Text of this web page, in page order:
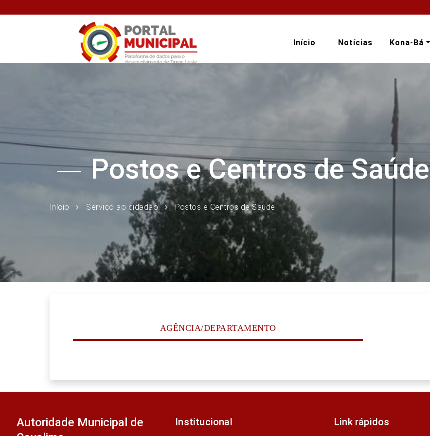
Início Notícias Kona-Bá
Postos e Centros de Saúde
Início Serviço ao cidadão Postos e Centros de Saúde
AGÊNCIA/DEPARTAMENTO
Autoridade Municipal de
Institucional Link rápidos